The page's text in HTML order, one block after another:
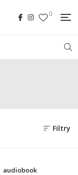
0
Filtry
audiobook